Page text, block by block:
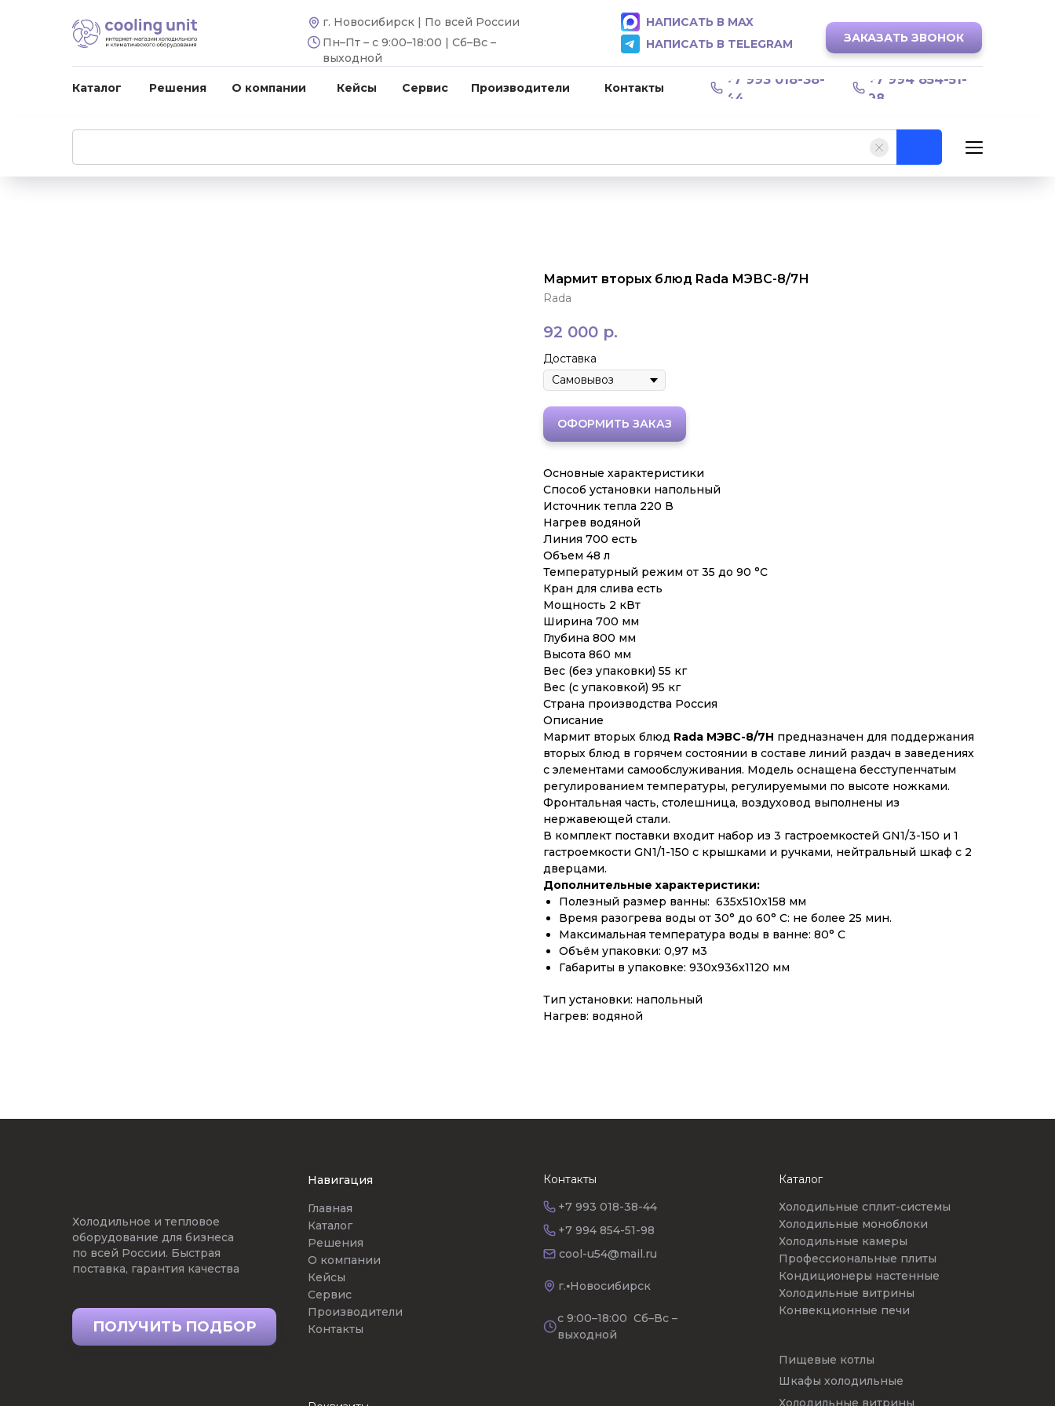
Каталог Решения О компании Кейсы Сервис Производители Контакты
+7 994 854-51-
98
+7 993 018-38-
44
ЗАКАЗАТЬ ЗВОНОК
Пн–Пт – с 9:00–18:00 | Сб–Вс –
выходной
г. Новосибирск | По всей России
НАПИСАТЬ В TELEGRAM
НАПИСАТЬ В MAX
Мармит вторых блюд Rada МЭВС-8/7Н
Rada
92 000 р.
Доставка
ОФОРМИТЬ ЗАКАЗ
Основные характеристики
Способ установки напольный
Источник тепла 220 В
Нагрев водяной
Линия 700 есть
Объем 48 л
Температурный режим от 35 до 90 °C
Кран для слива есть
Мощность 2 кВт
Ширина 700 мм
Глубина 800 мм
Высота 860 мм
Вес (без упаковки) 55 кг
Вес (с упаковкой) 95 кг
Страна производства Россия
Описание
Мармит вторых блюд Rada МЭВС-8/7Н предназначен для поддержания
вторых блюд в горячем состоянии в составе линий раздач в заведениях
с элементами самообслуживания. Модель оснащена бесступенчатым
регулированием температуры, регулируемыми по высоте ножками.
Фронтальная часть, столешница, воздуховод выполнены из
нержавеющей стали.
В комплект поставки входит набор из 3 гастроемкостей GN1/3-150 и 1
гастроемкости GN1/1-150 с крышками и ручками, нейтральный шкаф с 2
дверцами.
Дополнительные характеристики:
Полезный размер ванны: 635х510х158 мм
Время разогрева воды от 30° до 60° С: не более 25 мин.
Максимальная температура воды в ванне: 80° С
Объём упаковки: 0,97 м​3
Габариты в упаковке: 930х936х1120 мм
Тип установки: напольный
Нагрев: водяной
+7 994 854-51-98
+7 993 018-38-44
cool-u54@mail.ru
г.⦁Новосибирск
с 9:00–18:00 Сб–Вс –
выходной
Контакты
Пищевые котлы
Холодильные витрины
Шкафы холодильные
Холодильные сплит-системы
Холодильные моноблоки
Холодильные камеры
Профессиональные плиты
Кондиционеры настенные
Холодильные витрины
Конвекционные печи
Каталог
Холодильное и тепловое
оборудование для бизнеса
по всей России. Быстрая
поставка, гарантия качества
ПОЛУЧИТЬ ПОДБОР
Главная
Каталог
Решения
О компании
Кейсы
Сервис
Производители
Контакты
Навигация